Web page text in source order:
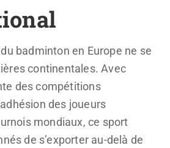
badminton en Europe ne se
continentales. Avec
des compétitions
des joueurs
mondiaux, ce sport
de s’exporter au-delà de